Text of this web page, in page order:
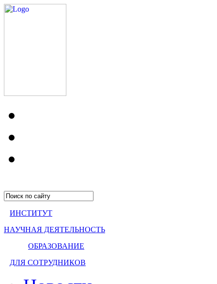
ИНСТИТУТ
НАУЧНАЯ ДЕЯТЕЛЬНОСТЬ
ОБРАЗОВАНИЕ
ДЛЯ СОТРУДНИКОВ